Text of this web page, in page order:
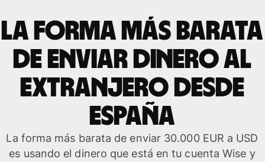
La forma más barata
de enviar dinero al
extranjero desde
España
La forma más barata de enviar 30.000 EUR a USD
es usando el dinero que está en tu cuenta Wise y